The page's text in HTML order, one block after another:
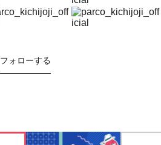
フォローする